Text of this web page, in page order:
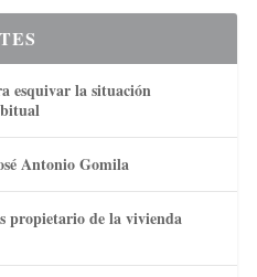
esquivar la situación
Antonio Gomila
propietario de la vivienda